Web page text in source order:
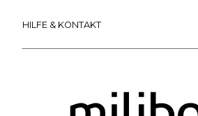
HILFE & KONTAKT